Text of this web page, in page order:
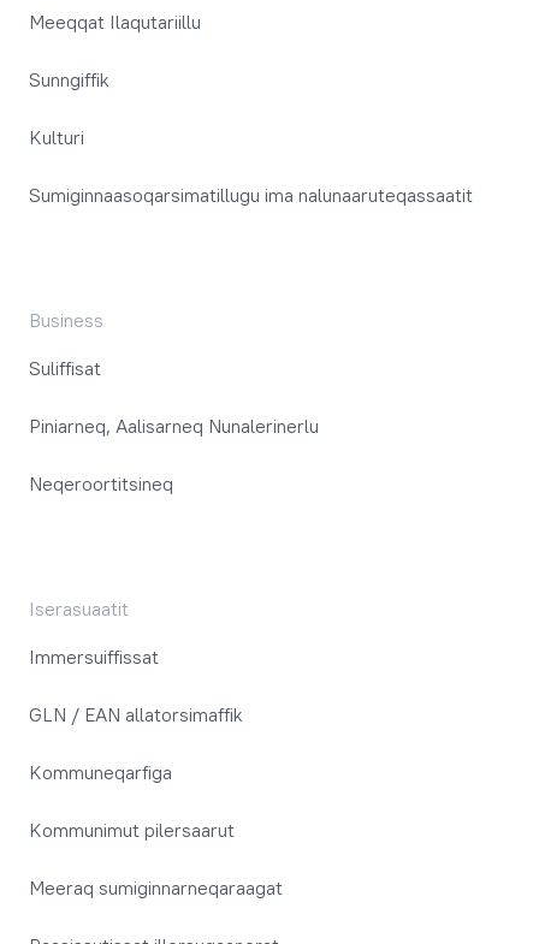
Meeqqat Ilaqutariillu
Sunngiffik
Kulturi
Sumiginnaasoqarsimatillugu ima nalunaaruteqassaatit
Business
Suliffisat
Piniarneq, Aalisarneq Nunalerinerlu
Neqeroortitsineq
Iserasuaatit
Immersuiffissat
GLN / EAN allatorsimaffik
Kommuneqarfiga
Kommunimut pilersaarut
Meeraq sumiginnarneqaraagat